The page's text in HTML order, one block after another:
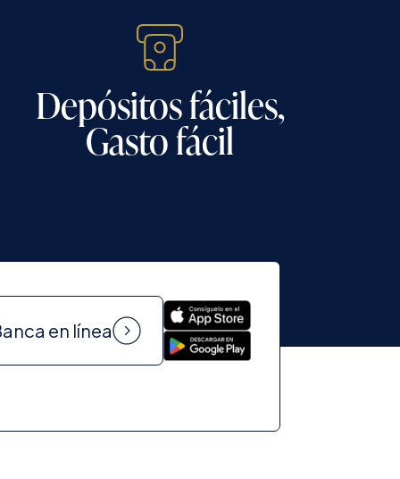
Depósitos fáciles,
Gasto fácil
en línea